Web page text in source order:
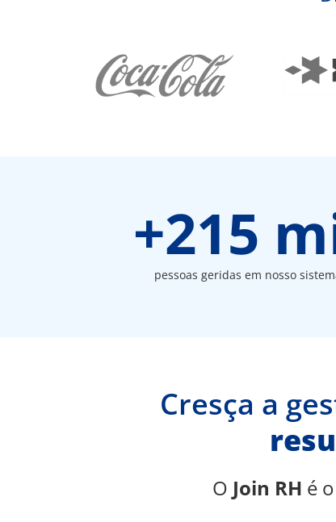
pessoas geridas em nosso
+215
Cresça a
O Join RH é